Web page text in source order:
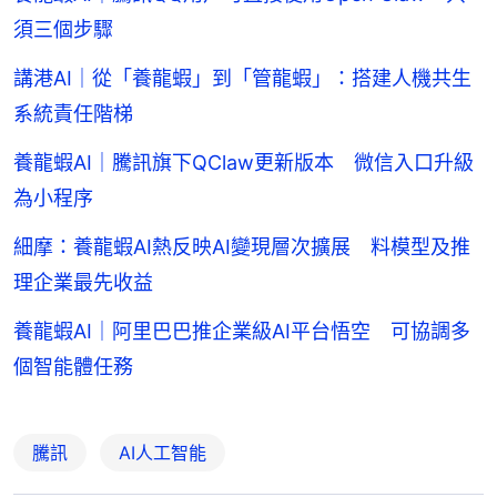
須三個步驟
講港AI｜從「養龍蝦」到「管龍蝦」：搭建人機共生
系統責任階梯
養龍蝦AI｜騰訊旗下QClaw更新版本 微信入口升級
為小程序
細摩：養龍蝦AI熱反映AI變現層次擴展 料模型及推
理企業最先收益
養龍蝦AI｜阿里巴巴推企業級AI平台悟空 可協調多
個智能體任務
騰訊 AI人工智能